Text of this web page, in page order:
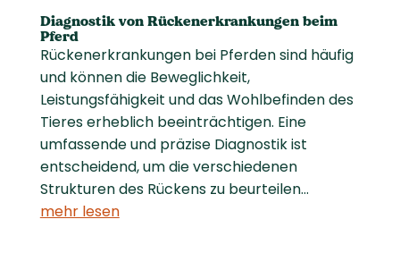
Diagnostik von Rückenerkrankungen beim
Pferd
Rückenerkrankungen bei Pferden sind häufig
und können die Beweglichkeit,
Leistungsfähigkeit und das Wohlbefinden des
Tieres erheblich beeinträchtigen. Eine
umfassende und präzise Diagnostik ist
entscheidend, um die verschiedenen
Strukturen des Rückens zu beurteilen...
mehr lesen